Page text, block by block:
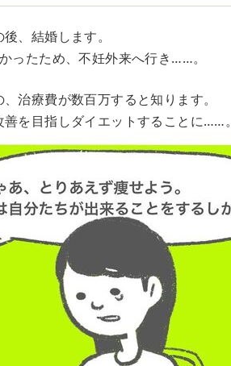
、結婚します。
ったため、不妊外来へ行き……。
治療費が数百万すると知ります。
を目指しダイエットすることに……。